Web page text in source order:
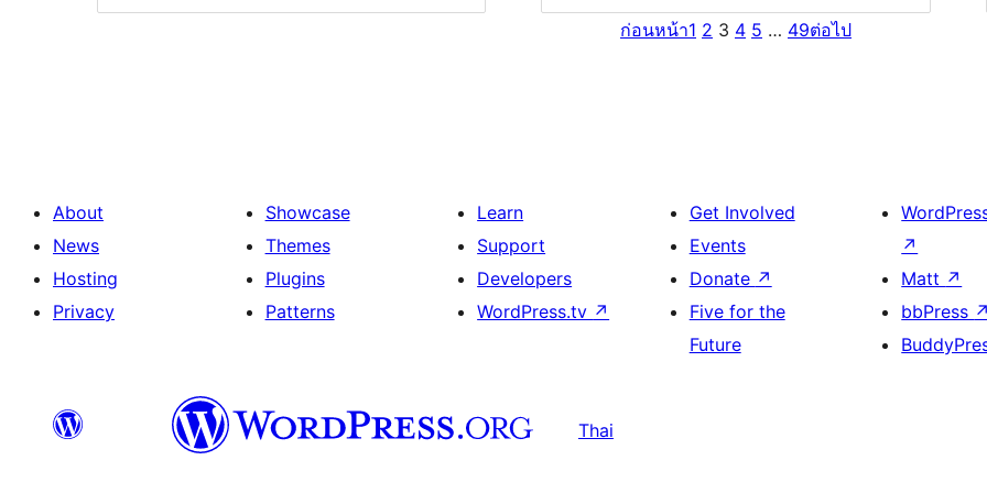
ก่อนหน้า1 2 3 4 5 … 49ต่อไป
About
News
Hosting
Privacy
Showcase
Themes
Plugins
Patterns
Learn
Support
Developers
WordPress.tv ↗
Get Involved
Events
Donate ↗
Five for the
Future
↗
Matt ↗
bbPress ↗
Thai